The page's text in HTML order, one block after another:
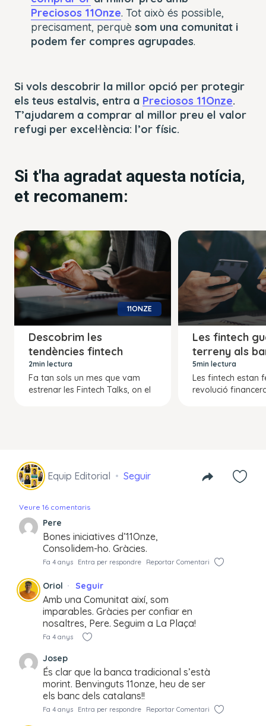
Preciosos 11Onze. Tot això és possible,
precisament, perquè som una comunitat i
podem fer compres agrupades.
Si vols descobrir la millor opció per protegir
els teus estalvis, entra a Preciosos 11Onze.
T’ajudarem a comprar al millor preu el valor
refugi per excel·lència: l’or físic.
Si t'ha agradat aquesta notícia,
et recomanem:
11ONZE
Descobrim les
tendències fintech
2min lectura
Fa tan sols un mes que vam
estrenar les Fintech Talks, on el
Les fintech
terreny als
5min lectura
Les fintech estan
revolució
Equip Editorial Seguir
Veure 16 comentaris
Pere
Bones iniciatives d’11Onze,
Consolidem-ho. Gràcies.
Fa 4 anys Entra per respondre Reportar Comentari
Oriol Seguir
Amb una Comunitat així, som
imparables. Gràcies per confiar en
nosaltres, Pere. Seguim a La Plaça!
Fa 4 anys
Josep
És clar que la banca tradicional s’està
morint. Benvinguts 11onze, heu de ser
els banc dels catalans!!
Fa 4 anys Entra per respondre Reportar Comentari